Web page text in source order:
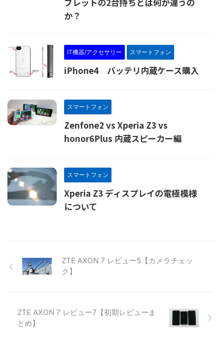
か？
IT機器/アクセサリー スマートフォン
iPhone4 バッテリ内蔵ケース購入
スマートフォン
Zenfone2 vs Xperia Z3 vs
honor6Plus 内蔵スピーカー編
スマートフォン
Xperia Z3 ディスプレイの電極模様
について
ZTE AXON 7 レビュー5【カメラチェッ
ク】
ZTE AXON 7 レビュー7【初期レビューま
とめ】